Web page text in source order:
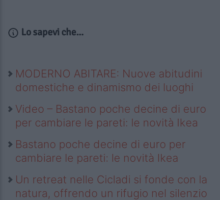
Lo sapevi che...
MODERNO ABITARE: Nuove abitudini
domestiche e dinamismo dei luoghi
Video – Bastano poche decine di euro
per cambiare le pareti: le novità Ikea
Bastano poche decine di euro per
cambiare le pareti: le novità Ikea
Un retreat nelle Cicladi si fonde con la
natura, offrendo un rifugio nel silenzio